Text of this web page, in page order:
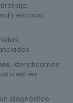
y espacio
Identificamos
o estrés
diagnóstico